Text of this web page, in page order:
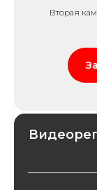
Вторая